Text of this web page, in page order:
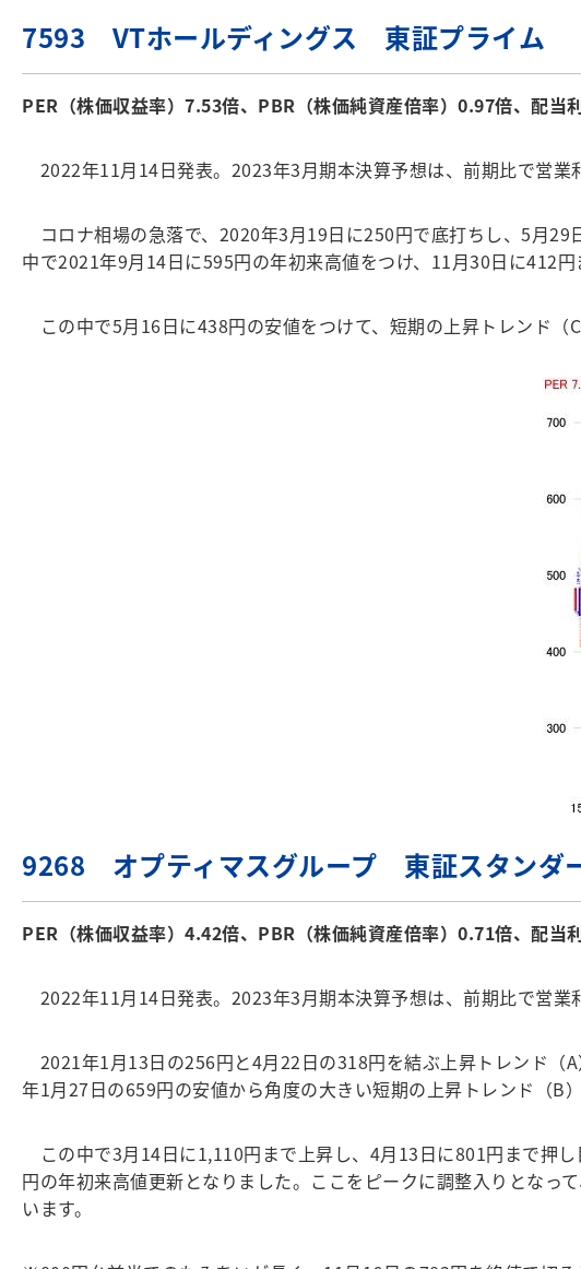
7593 VTホールディングス 東証プライム
PER（株価収益率）7.53倍、PBR（株価純資産倍率）0.97倍、配当
2022年11月14日発表。2023年3月期本決算予想は、前期比で営
コロナ相場の急落で、2020年3月19日に250円で底打ちし、5月
中で2021年9月14日に595円の年初来高値をつけ、11月30日に412
この中で5月16日に438円の安値をつけて、短期の上昇トレンド（
9268 オプティマスグループ 東証スタンダ
PER（株価収益率）4.42倍、PBR（株価純資産倍率）0.71倍、配当
2022年11月14日発表。2023年3月期本決算予想は、前期比で営業
2021年1月13日の256円と4月22日の318円を結ぶ上昇トレンド（
年1月27日の659円の安値から角度の大きい短期の上昇トレンド（B
この中で3月14日に1,110円まで上昇し、4月13日に801円まで押
円の年初来高値更新となりました。ここをピークに調整入りとなっ
います。